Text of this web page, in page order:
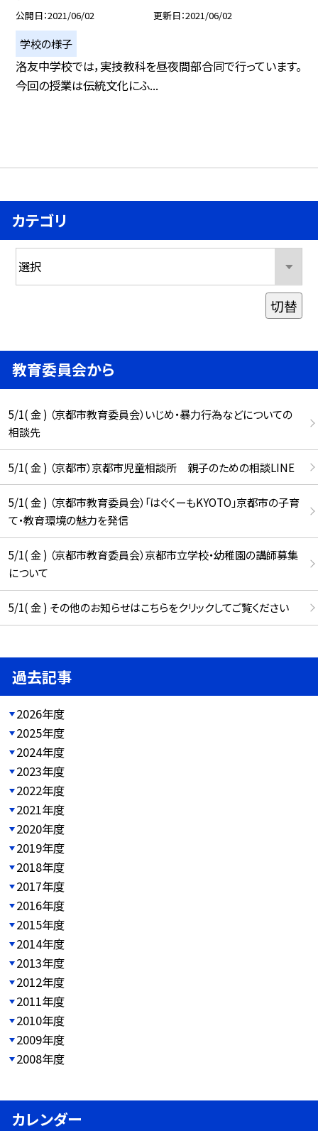
公開日 2021/06/02 更新日 2021/06/02
学校の様子
洛友中学校では，実技教科を昼夜間部合同で行っています。
今回の授業は伝統文化にふ...
カテゴリ
切替
教育委員会から
5/1( 金 ) （京都市教育委員会）いじめ・暴力行為などについての
相談先
5/1( 金 ) （京都市）京都市児童相談所 親子のための相談LINE
5/1( 金 ) （京都市教育委員会）「はぐくーもKYOTO」京都市の子育
て・教育環境の魅力を発信
5/1( 金 ) （京都市教育委員会）京都市立学校・幼稚園の講師募集
について
5/1( 金 ) その他のお知らせはこちらをクリックしてご覧ください
過去記事
2026年度
2025年度
2024年度
2023年度
2022年度
2021年度
2020年度
2019年度
2018年度
2017年度
2016年度
2015年度
2014年度
2013年度
2012年度
2011年度
2010年度
2009年度
2008年度
カレンダー